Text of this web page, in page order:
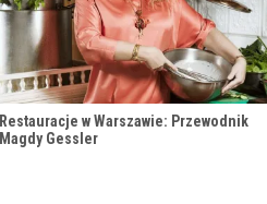
Restauracje w Warszawie: Przewodnik
Magdy Gessler